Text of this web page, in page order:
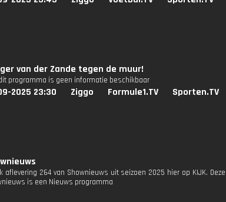
van der Zande tegen de muur!
programma is geen informatie beschikbaar
2025 23:30 Ziggo Formule1.TV Sporten.TV
aflevering 264 van Shownieuws uit seizoen 2025 hier op KIJK.
is een Nieuws programma